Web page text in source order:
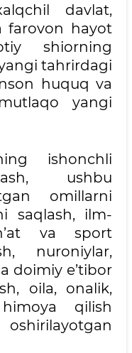
davlat,
farovon hayot
shiorning
tahrirdagi
huquq va
yangi
ishonchli
ushbu
omillarni
saqlash, ilm-
va sport
nuroniylar,
doimiy e’tibor
oila, onalik,
qilish